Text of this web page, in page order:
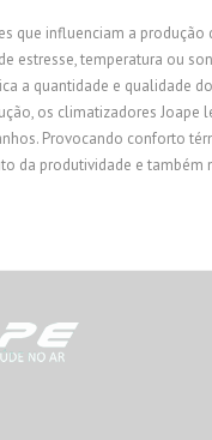
que influenciam a produção
estresse, temperatura ou
a quantidade e qualidade
os climatizadores Joape
Provocando conforto
da produtividade e também